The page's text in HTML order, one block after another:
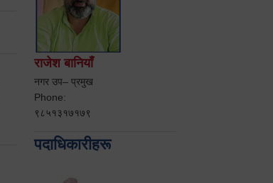
राजेश बानियाँ
नगर उप– प्रमुख
Phone:
९८५१३१७१७९
पदाधिकारीहरू